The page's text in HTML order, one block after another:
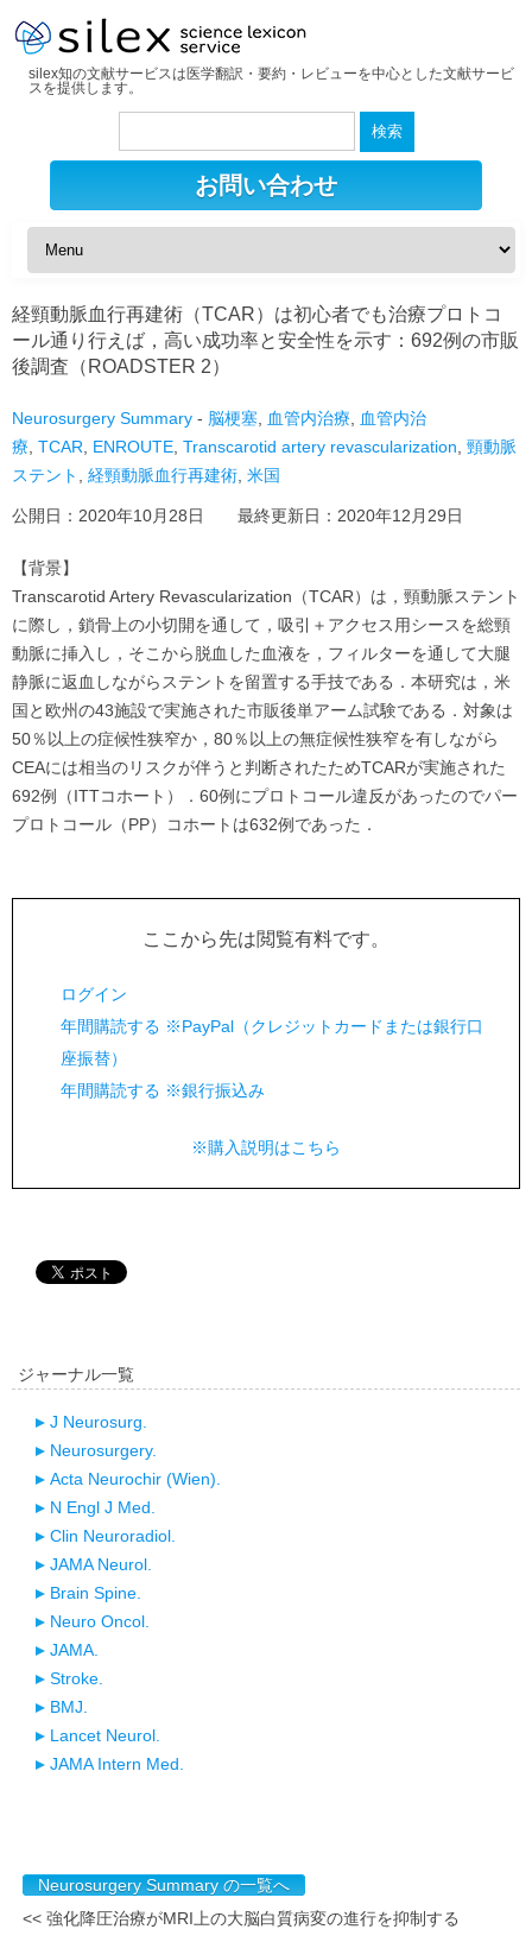
silex知の文献サービスは医学翻訳・要約・レビューを中心とした文献サービ
スを提供します。
検
お問い合わせ
経頸動脈血行再建術（TCAR）は初心者でも治療プロトコ
ール通り行えば，高い成功率と安全性を示す：692例の市販
後調査（ROADSTER 2）
Neurosurgery Summary - 脳梗塞 血管内治療
血管内治
療 TCAR ENROUTE Transcarotid artery revascularization 頸動脈
ステント
経頸動脈血行再建術 米国
公開日： 2020年10月28日 最終更新日： 2020年12月29日
【背景】
Transcarotid Artery Revascularization（TCAR）は，頸動脈ステント
に際し，鎖骨上の小切開を通して，吸引＋アクセス用シースを総頸
動脈に挿入し，そこから脱血した血液を，フィルターを通して大腿
静脈に返血しながらステントを留置する手技である．本研究は，米
国と欧州の43施設で実施された市販後単アーム試験である．対象は
50％以上の症候性狭窄か，80％以上の無症候性狭窄を有しながら
CEAには相当のリスクが伴うと判断されたためTCARが実施された
692例（ITTコホート）．60例にプロトコール違反があったのでパー
プロトコール（PP）コホートは632例であった．
ここから先は閲覧有料です。
ログイン
年間購読する ※PayPal（クレジットカードまたは銀行口
座振替）
年間購読する ※銀行振込み
※購入説明はこちら
ジャーナル一覧
J Neurosurg.
Neurosurgery.
Acta Neurochir (Wien).
N Engl J Med.
Clin Neuroradiol.
JAMA Neurol.
Brain Spine.
Neuro Oncol.
JAMA.
Stroke.
BMJ.
Lancet Neurol.
JAMA Intern Med.
Neurosurgery Summary の一覧へ
<< 強化降圧治療がMRI上の大脳白質病変の進行を抑制する